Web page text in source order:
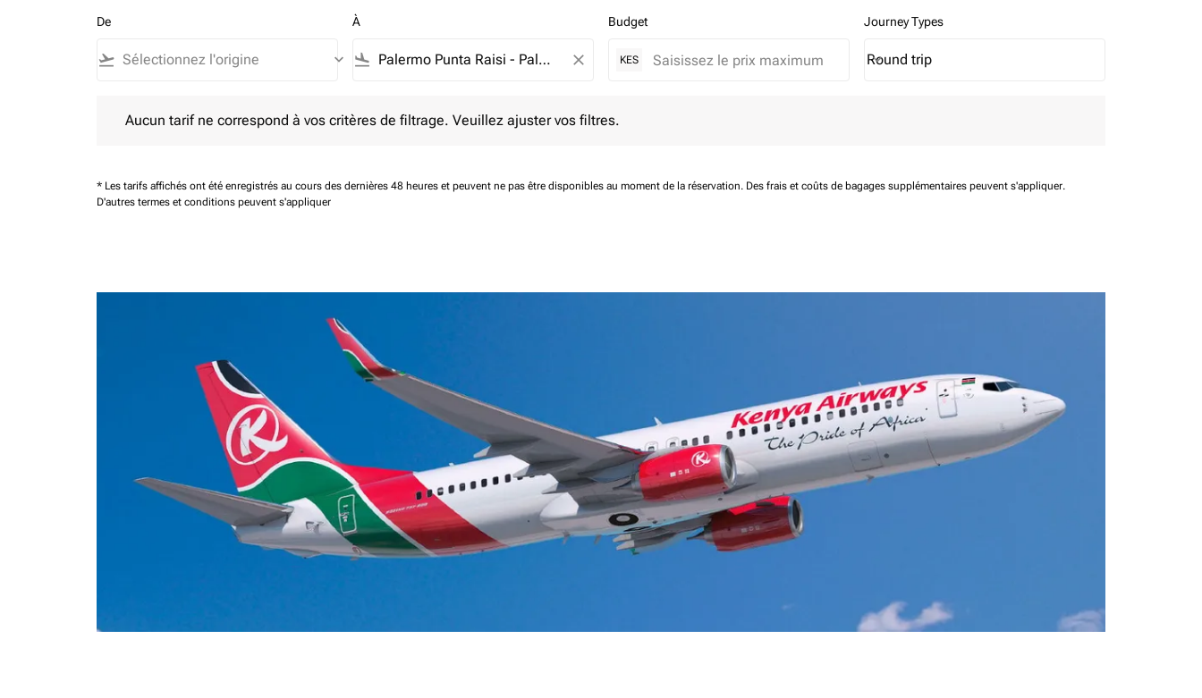
De
flight_takeoff keyboard_arrow_down
À
flight_land close
Budget
KES
Journey Types
Journey Types option Round trip Selected
Round trip
keyboard_arrow_down
Aucun tarif ne correspond à vos critères de filtrage. Veuillez ajuster vos filtres.
* Les tarifs affichés ont été enregistrés au cours des dernières 48 heures et peuvent ne pas être disponibles au moment de la réservation. Des frais et coûts de bagages supplémentaires peuvent s'appliquer.
D'autres termes et conditions peuvent s'appliquer